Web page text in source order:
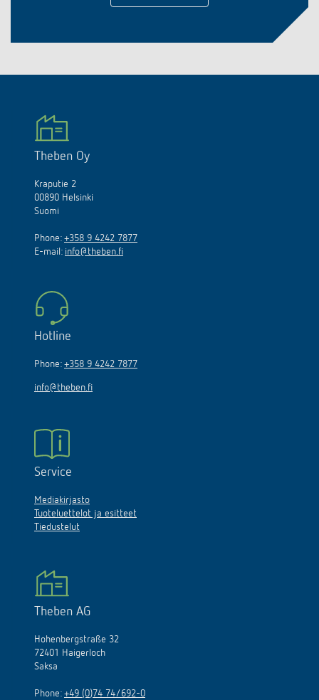
Theben Oy
Kraputie 2
00890 Helsinki
Suomi
Phone: +358 9 4242 7877
E-mail: info@theben.fi
Hotline
Phone: +358 9 4242 7877
info@theben.fi
Service
Mediakirjasto
Tuoteluettelot ja esitteet
Tiedustelut
Theben AG
Hohenbergstraße 32
72401 Haigerloch
Saksa
Phone: +49 (0)74 74/692-0